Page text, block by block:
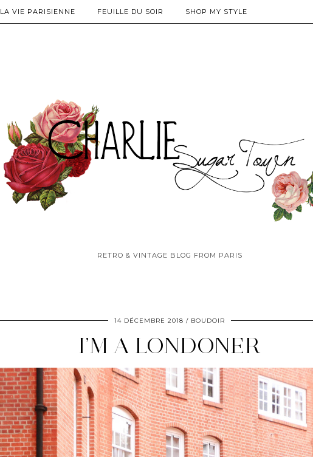
RETRO & VINTAGE BLOG FROM PARIS
LA VIE PARISIENNE FEUILLE DU SOIR SHOP MY STYLE
14 DÉCEMBRE 2018 BOUDOIR
I’M A LONDONER